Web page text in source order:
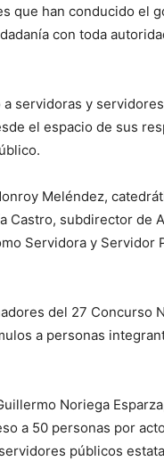
que han conducido el
con toda
servidoras y
el espacio de sus
Meléndez,
Castro, subdirector de
Servidora y Servidor
del 27 Concurso
a personas
Noriega
a 50 personas por
públicos